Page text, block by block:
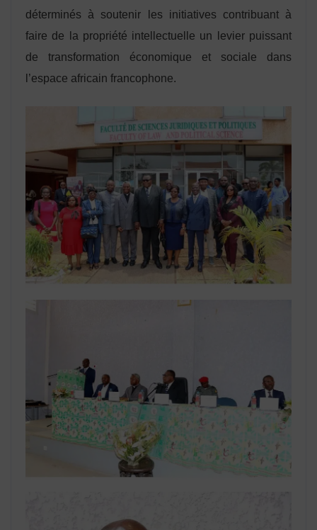
déterminés à soutenir les initiatives contribuant à
faire de la propriété intellectuelle un levier puissant
de transformation économique et sociale dans
l’espace africain francophone.